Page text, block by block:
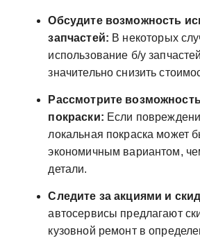
Обсудите возможность
запчастей: В некоторых
использование б/у
значительно снизить
Рассмотрите
покраски: Если
локальная покраска может
экономичным вариантом,
детали.
Следите за акциями и
автосервисы предлагают
кузовной ремонт в